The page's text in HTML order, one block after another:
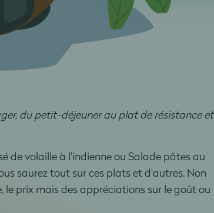
du petit-déjeuner au plat de résistance et
de volaille à l'indienne ou Salade pâtes au
saurez tout sur ces plats et d'autres. Non
prix mais des appréciations sur le goût ou